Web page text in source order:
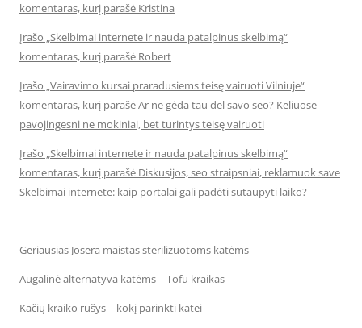
komentaras, kurį parašė Kristina
Įrašo „Skelbimai internete ir nauda patalpinus skelbimą“
komentaras, kurį parašė Robert
Įrašo „Vairavimo kursai praradusiems teisę vairuoti Vilniuje“
komentaras, kurį parašė Ar ne gėda tau del savo seo? Keliuose
pavojingesni ne mokiniai, bet turintys teisę vairuoti
Įrašo „Skelbimai internete ir nauda patalpinus skelbimą“
komentaras, kurį parašė Diskusijos, seo straipsniai, reklamuok save
Skelbimai internete: kaip portalai gali padėti sutaupyti laiko?
Geriausias Josera maistas sterilizuotoms katėms
Augalinė alternatyva katėms – Tofu kraikas
Kačių kraiko rūšys – kokį parinkti katei